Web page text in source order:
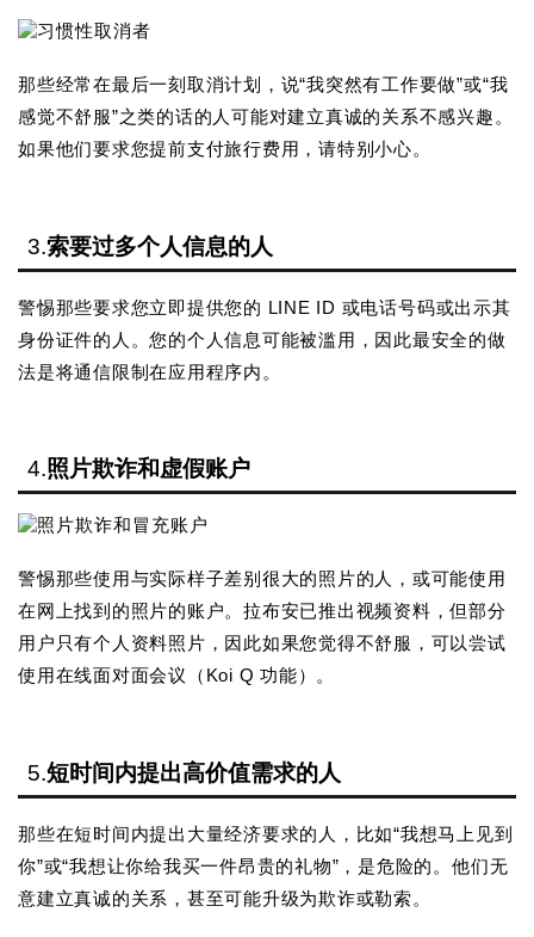
那些经常在最后一刻取消计划，说“我突然有工作要做”或“我
感觉不舒服”之类的话的人可能对建立真诚的关系不感兴趣。
如果他们要求您提前支付旅行费用，请特别小心。
3.索要过多个人信息的人
警惕那些要求您立即提供您的 LINE ID 或电话号码或出示其
身份证件的人。您的个人信息可能被滥用，因此最安全的做
法是将通信限制在应用程序内。
4.照片欺诈和虚假账户
警惕那些使用与实际样子差别很大的照片的人，或可能使用
在网上找到的照片的账户。拉布安已推出视频资料，但部分
用户只有个人资料照片，因此如果您觉得不舒服，可以尝试
使用在线面对面会议（Koi Q 功能）。
5.短时间内提出高价值需求的人
那些在短时间内提出大量经济要求的人，比如“我想马上见到
你”或“我想让你给我买一件昂贵的礼物”，是危险的。他们无
意建立真诚的关系，甚至可能升级为欺诈或勒索。